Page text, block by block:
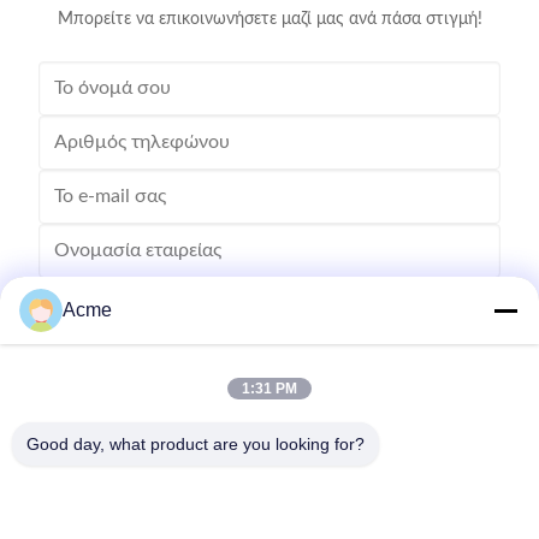
Μπορείτε να επικοινωνήσετε μαζί μας ανά πάσα στιγμή!
Στείλετε
Acme
1:31 PM
Good day, what product are you looking for?